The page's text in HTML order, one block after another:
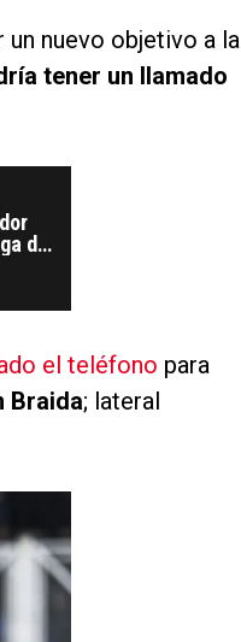
un nuevo objetivo a la
tener un llamado
de
el teléfono para
Braida; lateral